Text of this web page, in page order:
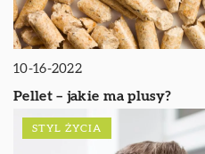
10-16-2022
Pellet – jakie ma plusy?
STYL ŻYCIA